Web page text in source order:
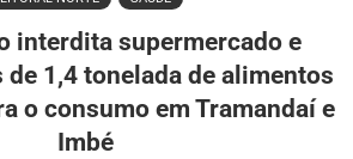
interdita supermercado e
de 1,4 tonelada de alimentos
o consumo em Tramandaí e
Imbé